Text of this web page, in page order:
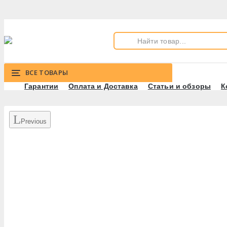
ВСЕ ТОВАРЫ
Гарантии Оплата и Доставка Статьи и обзоры
Previous